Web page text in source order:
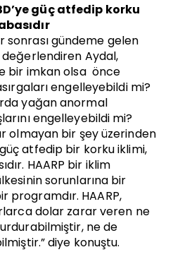
güç atfedip korku
sonrası gündeme gelen
değerlendiren Aydal,
bir imkan olsa önce
engelleyebildi mi?
yağan anormal
engelleyebildi mi?
olmayan bir şey üzerinden
atfedip bir korku iklimi,
HAARP bir iklim
sorunlarına bir
programdır. HAARP,
dolar zarar veren ne
ne de
diye konuştu.